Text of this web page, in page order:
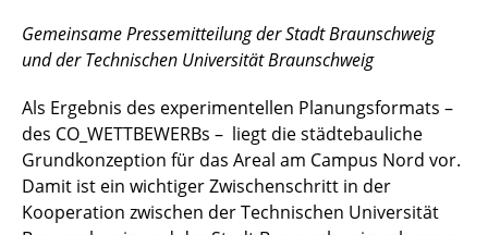
Gemeinsame Pressemitteilung der Stadt Braunschweig
und der Technischen Universität Braunschweig
Als Ergebnis des experimentellen Planungsformats –
des CO_WETTBEWERBs – liegt die städtebauliche
Grundkonzeption für das Areal am Campus Nord vor.
Damit ist ein wichtiger Zwischenschritt in der
Kooperation zwischen der Technischen Universität